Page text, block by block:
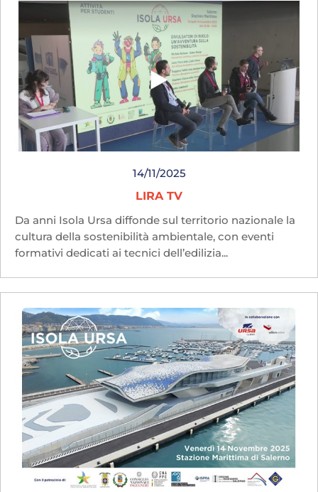
14/11/2025
LIRA TV
Da anni Isola Ursa diffonde sul territorio nazionale la
cultura della sostenibilità ambientale, con eventi
formativi dedicati ai tecnici dell’edilizia...